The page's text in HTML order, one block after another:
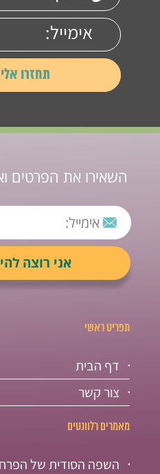
השאירו את הפרטים
תפריט ראשי
דף הבית
צור קשר
מאמרים רלוונטים
השפה הסודית של